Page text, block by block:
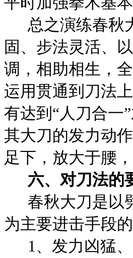
总之演练春秋
固、步法灵活、
调，相助相生，
运用贯通到刀法
有达到“人刀合一
其大刀的发力动
足下，放大于腰
六、对刀法的
春秋大刀是以
为主要进击手段
1 、发力凶猛